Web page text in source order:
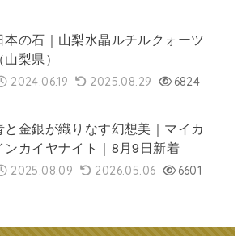
本の石｜山梨水晶ルチルクォーツ
（山梨県）
2024.06.19 2025.08.29 6824
と金銀が織りなす幻想美｜マイカ
ンカイヤナイト｜8月9日新着
2025.08.09 2026.05.06 6601